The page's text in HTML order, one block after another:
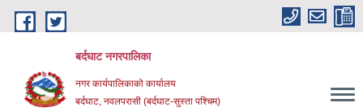
Skip to main content
बर्दघाट नगरपालिका
नगर कार्यपालिकाको कार्यालय
बर्दघाट, नवलपरासी (बर्दघाट-सुस्ता पश्चिम)